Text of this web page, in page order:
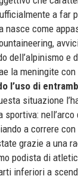
a far
nasce come
dell’alpinismo e
la meningite
l’uso di
situazione
nell’arco
a correre
grazie a una
podista di
inferiori a